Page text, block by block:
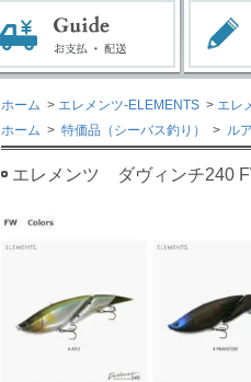
ホーム > エレメンツ-ELEMENTS > エレ
ホーム > 特価品（シーバス釣り） > ル
エレメンツ ダヴィンチ240